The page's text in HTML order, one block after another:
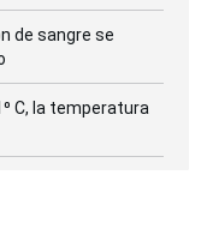
de sangre se
C, la temperatura